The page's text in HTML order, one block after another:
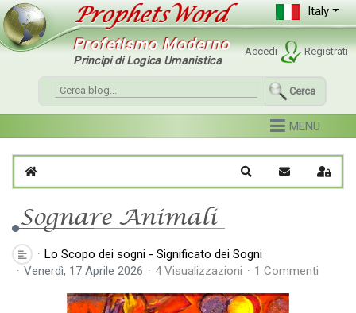
Italy
Profetismo Moderno
Principi di Logica Umanistica
Cerca
Home Cerca Iscriviti alSign
Sognare Animali
Lo Scopo dei sogni - Significato dei Sogni
Venerdì, 17 Aprile 2026
4 Visualizzazioni 1 Commenti
Accedi Registrati